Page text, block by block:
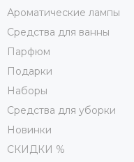
летом украсьте
с наступлением
предпочтение
ароматам.
Вселенная
Ароматические лампы
Средства для ванны
Парфюм
Подарки
Наборы
Средства для уборки
Новинки
СКИДКИ %